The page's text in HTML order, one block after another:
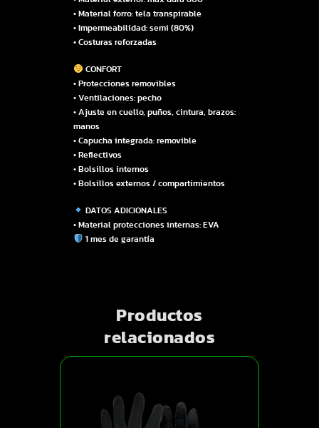
• Material forro: tela transpirable
• Impermeabilidad: semi (80%)
• Costuras reforzadas
CONFORT
• Protecciones removibles
• Ventilaciones: pecho
• Ajuste en cuello, puños, cintura, brazos:
manos
• Capucha integrada: removible
• Reflectivos
• Bolsillos internos
• Bolsillos externos / compartimientos
DATOS ADICIONALES
• Material protecciones internas: EVA
1 mes de garantía
Productos
relacionados